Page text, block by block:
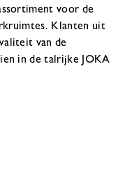
voor de
Klanten uit
van de
in de talrijke JOKA